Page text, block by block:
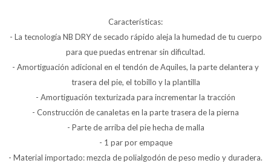
Características:
- La tecnología NB DRY de secado rápido aleja la humedad de tu cuerpo
para que puedas entrenar sin dificultad.
- Amortiguación adicional en el tendón de Aquiles, la parte delantera y
trasera del pie, el tobillo y la plantilla
- Amortiguación texturizada para incrementar la tracción
- Construcción de canaletas en la parte trasera de la pierna
- Parte de arriba del pie hecha de malla
- 1 par por empaque
- Material importado: mezcla de polialgodón de peso medio y duradera.